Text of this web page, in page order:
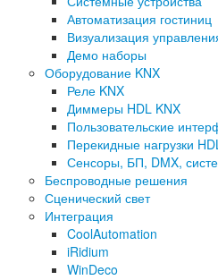
Автоматизация гостиниц
Визуализация
Демо наборы
Оборудование KNX
Реле KNX
Диммеры HDL KNX
Пользовательские
Перекидные нагрузки
Сенсоры, БП, DMX,
Беспроводные решения
Сценический свет
Интеграция
CoolAutomation
iRidium
WinDeco